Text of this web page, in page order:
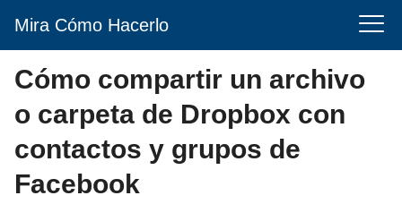
Mira Cómo Hacerlo
Cómo compartir un archivo
o carpeta de Dropbox con
contactos y grupos de
Facebook